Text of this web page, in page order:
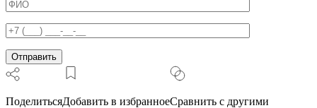
ПоделитьсяДобавить в избранноеСравнить с другими